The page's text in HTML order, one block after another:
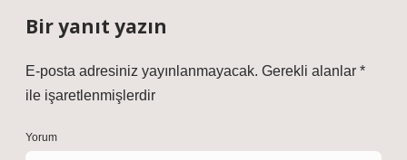
Bir yanıt yazın
E-posta adresiniz yayınlanmayacak. Gerekli alanlar *
ile işaretlenmişlerdir
Yorum